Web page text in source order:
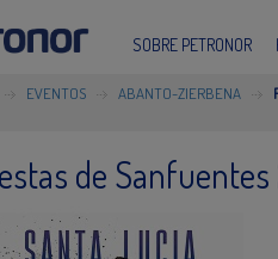
SOBRE PETRONOR
EVENTOS ABANTO-ZIERBENA
de Sanfuentes